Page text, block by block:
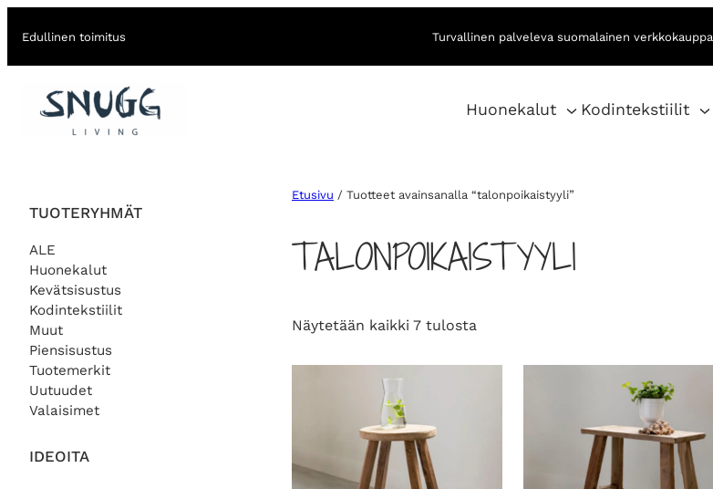
Edullinen toimitus Turvallinen palveleva suomalainen verkkokauppa
Huonekalut Kodintekstiilit
TUOTERYHMÄT
ALE
Huonekalut
Kevätsisustus
Kodintekstiilit
Muut
Piensisustus
Tuotemerkit
Uutuudet
Valaisimet
IDEOITA
Etusivu / Tuotteet avainsanalla “talonpoikaistyyli”
TALONPOIKAISTYYLI
Näytetään kaikki 7 tulosta
r